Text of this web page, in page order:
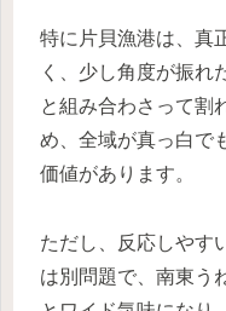
特に片貝漁港は、真
く、少し角度が振れ
と組み合わさって割
め、全域が真っ白で
価値があります。
ただし、反応しやす
は別問題で、南東う